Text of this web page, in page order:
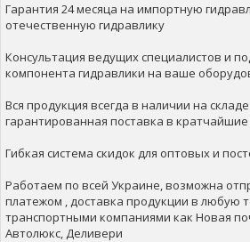
Гарантия 24 месяца на импортную
отечественную гидравлику
Консультация ведущих специалистов и
компонента гидравлики на ваше
Вся продукция всегда в наличии на
гарантированная поставка в кратчайшие
Гибкая система скидок для оптовых и
Работаем по всей Украине, возможна
платежом , доставка продукции в любую
транспортными компаниями как Новая
Автолюкс, Деливери